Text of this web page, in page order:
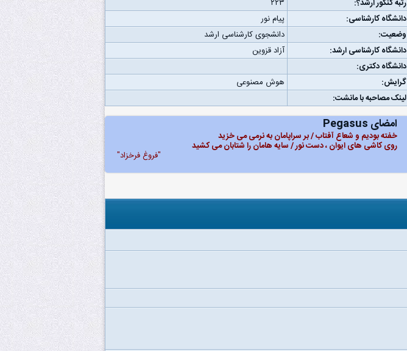
رتبه کنکور ارشد؟:
۲۲۳
دانشگاه کارشناسی:
پیام نور
وضعیت:
دانشجوی کارشناسی ارشد
دانشگاه کارشناسی ارشد:
آزاد قزوین
دانشگاه دکتری:
گرایش:
هوش مصنوعی
لینک مصاحبه با مانشت:
امضای Pegasus
خفته بودیم و شعاع آفتاب / بر سراپامان به نرمی می خزید
روی کاشی های ایوان ، دست نور / سایه هامان را شتابان می کشید
"فروغ فرخزاد"